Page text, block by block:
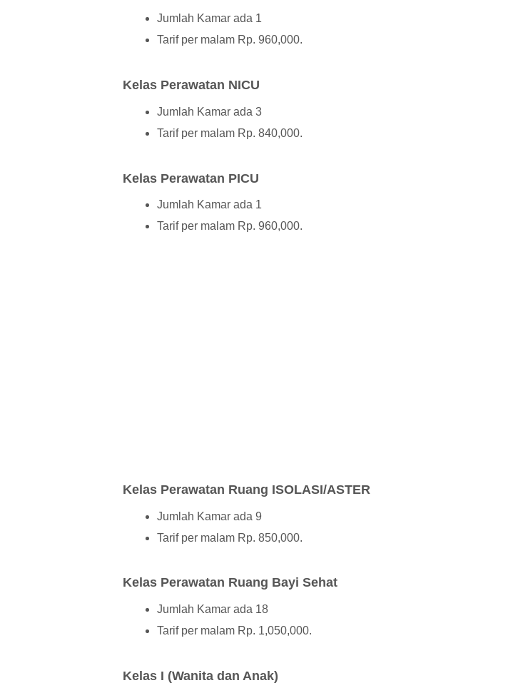
Jumlah Kamar ada 1
Tarif per malam Rp. 960,000.
Kelas Perawatan NICU
Jumlah Kamar ada 3
Tarif per malam Rp. 840,000.
Kelas Perawatan PICU
Jumlah Kamar ada 1
Tarif per malam Rp. 960,000.
Kelas Perawatan Ruang ISOLASI/ASTER
Jumlah Kamar ada 9
Tarif per malam Rp. 850,000.
Kelas Perawatan Ruang Bayi Sehat
Jumlah Kamar ada 18
Tarif per malam Rp. 1,050,000.
Kelas I (Wanita dan Anak)